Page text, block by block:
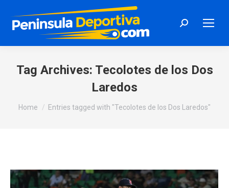
Search:
Tag Archives: Tecolotes de los Dos
Laredos
You are here:
Home Entries tagged with "Tecolotes de los Dos Laredos"